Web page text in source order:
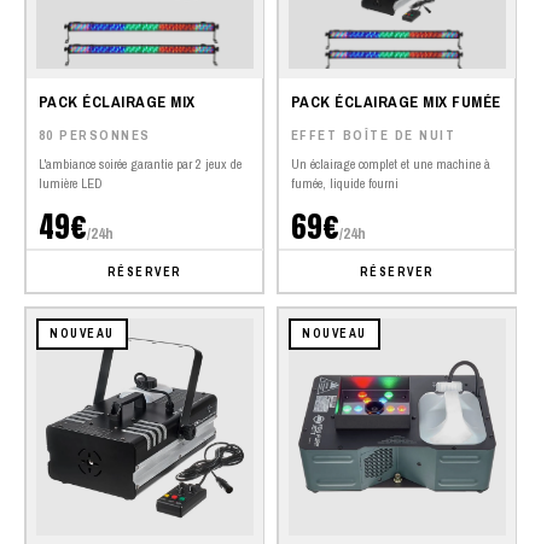
PACK ÉCLAIRAGE MIX
80 PERSONNES
L'ambiance soirée garantie par 2 jeux de
lumière LED
49€/24h
RÉSERVER
PACK ÉCLAIRAGE MIX FUMÉE
EFFET BOÎTE DE NUIT
Un éclairage complet et une machine à
fumée, liquide fourni
69€/24h
RÉSERVER
NOUVEAU NOUVEAU